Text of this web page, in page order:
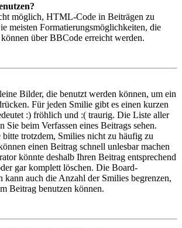
möglich, HTML-Code in Beiträgen zu
meisten Formatierungsmöglichkeiten, die
über BBCode erreicht werden.
Bilder, die benutzt werden können, um ein
Für jeden Smilie gibt es einen kurzen
:) fröhlich und :( traurig. Die Liste aller
Sie beim Verfassen eines Beitrags sehen.
bitte trotzdem, Smilies nicht zu häufig zu
einen Beitrag schnell unlesbar machen
könnte deshalb Ihren Beitrag entsprechend
gar komplett löschen. Die Board-
kann auch die Anzahl der Smilies begrenzen,
Beitrag benutzen können.